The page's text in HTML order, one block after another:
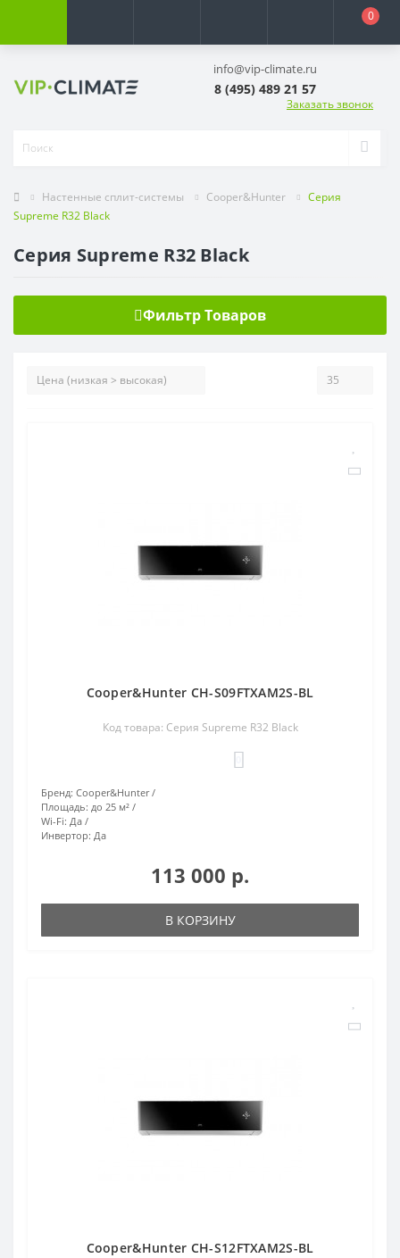
0
info@vip-climate.ru
8 (495) 489 21 57
Заказать звонок
Настенные сплит-системы Cooper&Hunter
Серия
Supreme R32 Black
Серия Supreme R32 Black
Фильтр Товаров
Cooper&Hunter CH-S09FTXAM2S-BL
Код товара: Серия Supreme R32 Black
Бренд: Cooper&Hunter
Площадь: до 25 м²
Wi-Fi: Да
Инвертор: Да
113 000 р.
В КОРЗИНУ
Cooper&Hunter CH-S12FTXAM2S-BL